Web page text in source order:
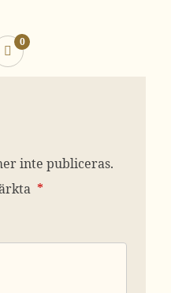
0
inte publiceras.
*